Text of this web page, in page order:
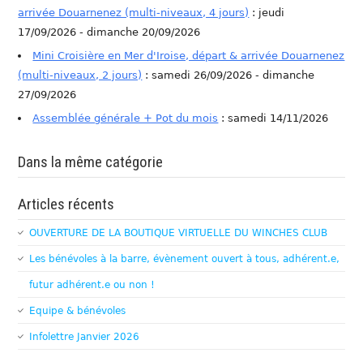
arrivée Douarnenez (multi-niveaux, 4 jours) : jeudi
17/09/2026 - dimanche 20/09/2026
Mini Croisière en Mer d'Iroise, départ & arrivée Douarnenez
(multi-niveaux, 2 jours) : samedi 26/09/2026 - dimanche
27/09/2026
Assemblée générale + Pot du mois : samedi 14/11/2026
Dans la même catégorie
Articles récents
OUVERTURE DE LA BOUTIQUE VIRTUELLE DU WINCHES CLUB
Les bénévoles à la barre, évènement ouvert à tous, adhérent.e,
futur adhérent.e ou non !
Equipe & bénévoles
Infolettre Janvier 2026